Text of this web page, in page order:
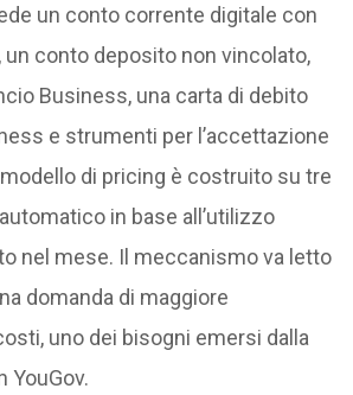
un conto corrente digitale con
conto deposito non vincolato,
Business, una carta di debito
e strumenti per l’accettazione
di pricing è costruito su tre
in base all’utilizzo
nel mese. Il meccanismo va letto
domanda di maggiore
uno dei bisogni emersi dalla
YouGov.